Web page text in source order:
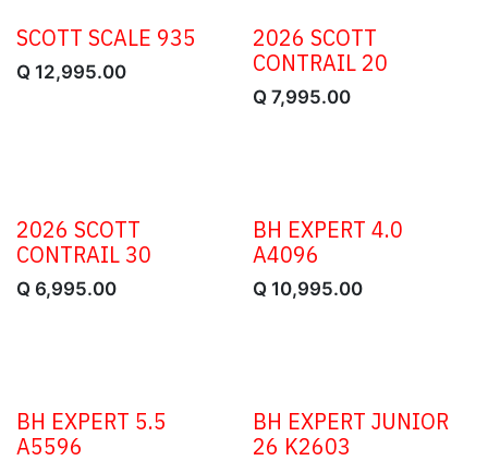
SCOTT SCALE 935
Q 12,995.00
2026 SCOTT
CONTRAIL 20
Q 7,995.00
2026 SCOTT
CONTRAIL 30
Q 6,995.00
BH EXPERT 4.0
A4096
Q 10,995.00
BH EXPERT 5.5
A5596
BH EXPERT JUNIOR
26 K2603